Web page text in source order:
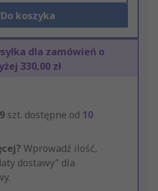
Do koszyka
dla zamówień o
330,00 zł
szt. dostępne od 10
Wprowadź ilość,
dostawy” dla